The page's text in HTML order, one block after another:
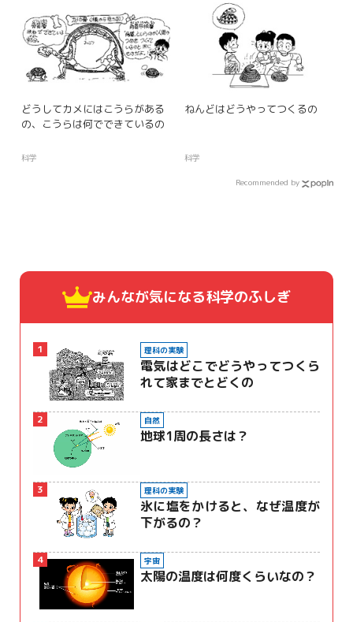
どうしてカメにはこうらがある
の、こうらは何でできているの
科学
ねんどはどうやってつくるの
科学
Recommended by
みんなが気になる科学のふしぎ
1 理科の実験
電気はどこでどうやってつくら
れて家までとどくの
2 自然
地球1周の長さは？
3 理科の実験
氷に塩をかけると、なぜ温度が
下がるの？
4 宇宙
太陽の温度は何度くらいなの？